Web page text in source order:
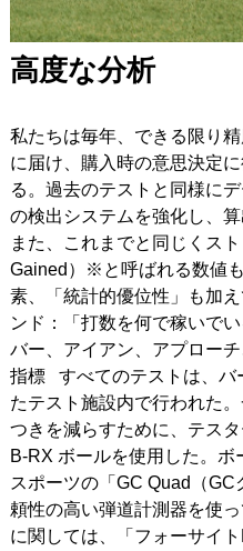
高度な分析
私たちは毎年、できる限り
に届け、購入時の意思決定
る。過去のテストと同様に
の検出システムを強化し、
また、これまでと同じくス
Gained）※と呼ばれる数値
素、「統計的優位性」も加
ンド：「打数を何で稼いで
バー、アイアン、アプロー
指標 すべてのテストは、バ
たテスト施設内で行われた
つきを減らすために、テス
B-RX ボールを使用した。ボ
スポーツの「GC Quad（
頼性の高い弾道計測器を使
に関しては、「フォーサイ